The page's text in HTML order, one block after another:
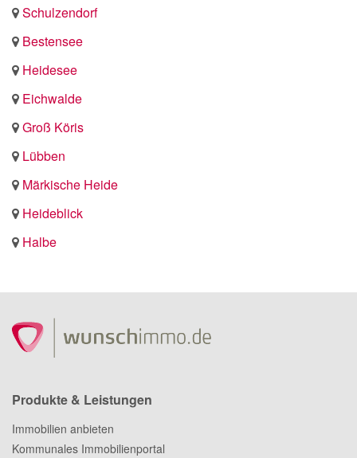
Schulzendorf
Bestensee
Heidesee
Eichwalde
Groß Köris
Lübben
Märkische Heide
Heideblick
Halbe
Produkte & Leistungen
Immobilien anbieten
Kommunales Immobilienportal